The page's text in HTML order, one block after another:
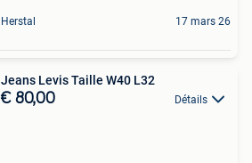
Herstal 17 mars 26
Jeans Levis Taille W40 L32
€ 80,00 Détails